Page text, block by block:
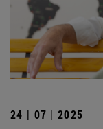
24 | 07 | 2025